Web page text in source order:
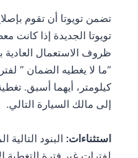
تضمن تويوتا أن تقوم
تويوتا الجديدة إذا كانت
ظروف الاستعمال العادية
كيلومتر، أيهما أسبق.
إلى مالك السيارة التالي.
استثناءات: البنود